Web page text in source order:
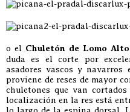
o el Chuletón de Lomo
duda es el corte por
asadores vascos y navarros
proviene de reses de mayor
chuletones que van
localización en la res está
lo largo de la espina dorsal.